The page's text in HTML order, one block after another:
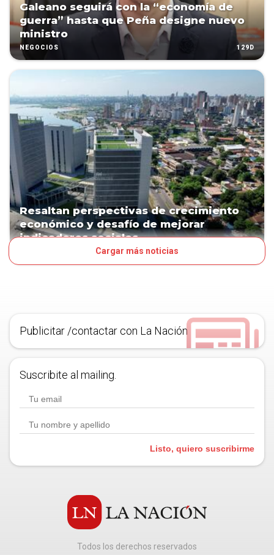
Galeano seguirá con la “economía de
guerra” hasta que Peña designe nuevo
ministro
NEGOCIOS 129D
Resaltan perspectivas de crecimiento
económico y desafío de mejorar
indicadores sociales
Cargar más noticias
Publicitar /contactar con La Nación
Suscribite al mailing.
Listo, quiero suscribirme
Todos los derechos reservados